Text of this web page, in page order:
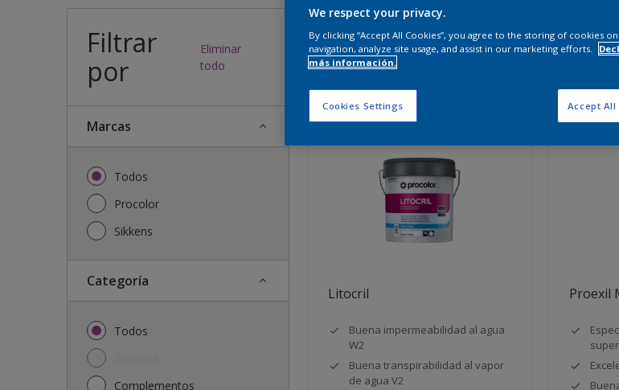
Filtrar
por
Eliminar
todo
Marcas
Todos
Procolor
Sikkens
Categoría
Todos
Complementos
¿Qué productos necesitas?
28resultados para ti
Litocril
Buena impermeabilidad al agua
W2
Buena transpirabilidad al vapor
de agua V2
Proexil
We respect your privacy.
By clicking “Accept All Cookies”, you agree to the storing of cookies
navigation, analyze site usage, and assist in our marketing efforts.
más información.
Cookies Settings Accept All